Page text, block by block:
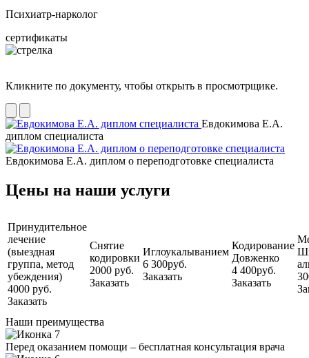
Психиатр-нарколог
сертификаты
Кликните по документу, чтобы открыть в просмотрщике.
Евдокимова Е.А.
диплом специалиста
Евдокимова Е.А. диплом о переподготовке специалиста
Цены на наши услуги
Принудительное
лечение
(выездная
группа, метод
убеждения)
4000 руб.
Заказать
Снятие
кодировки
2000 руб.
Заказать
Иглоукалыванием
6 300руб.
Заказать
Кодирование
Довженко
4 400руб.
Заказать
Наши преимущества
Перед оказанием помощи – бесплатная консультация врача